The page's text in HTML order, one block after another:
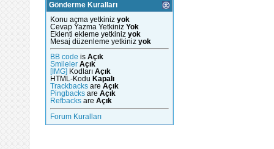
Gönderme Kuralları
Konu açma yetkiniz yok
Cevap Yazma Yetkiniz Yok
Eklenti ekleme yetkiniz yok
Mesaj düzenleme yetkiniz yok
BB code is Açık
Smileler Açık
[IMG]
Kodları Açık
HTML-Kodu Kapalı
Trackbacks are Açık
Pingbacks are Açık
Refbacks are Açık
Forum Kuralları